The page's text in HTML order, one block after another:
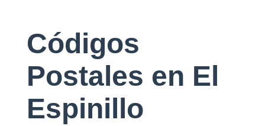
Códigos
Postales en El
Espinillo